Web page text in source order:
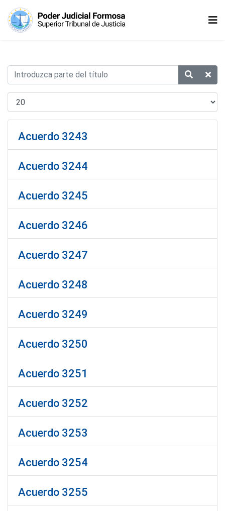
Acuerdo 3243
Acuerdo 3244
Acuerdo 3245
Acuerdo 3246
Acuerdo 3247
Acuerdo 3248
Acuerdo 3249
Acuerdo 3250
Acuerdo 3251
Acuerdo 3252
Acuerdo 3253
Acuerdo 3254
Acuerdo 3255